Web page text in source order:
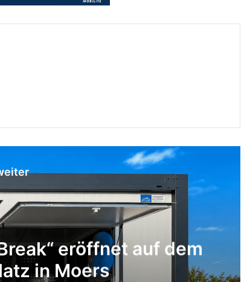
bei Verkehrsunfall auf der
Straße